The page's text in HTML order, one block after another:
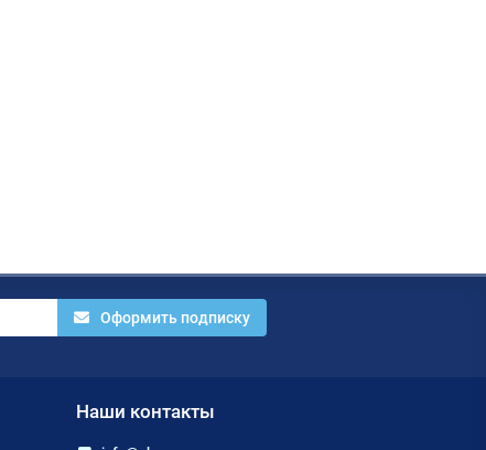
Оформить подписку
Наши контакты